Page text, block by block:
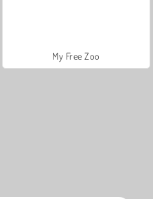
My Free Zoo